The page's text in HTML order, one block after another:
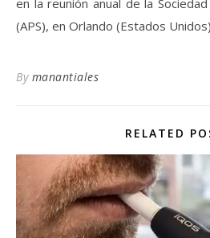
en la reunión anual de la
(APS), en Orlando (Estados
By manantiales
RELATED